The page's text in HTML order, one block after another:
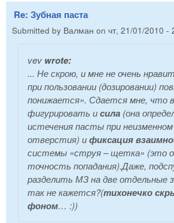
Re: Зубная паста
Submitted by Валман on чт, 21/01/2010 -
vev wrote:
... Не скрою, и мне не очень
при пользовании (дозировании)
понижается». Сдается мне, что
фигурировать исила (она
истечения пасты при неизменном
отверстия) ификсация
системы «струя – щетка» (это
точность попадания).Даже,
разделить МЗ на две отдельные
так не кажется?(тихонечко
фоном… :))